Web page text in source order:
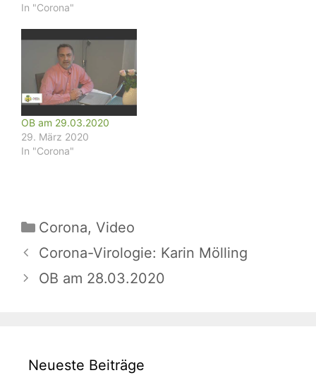
In "Corona"
OB am 29.03.2020
29. März 2020
In "Corona"
Kategorien
Corona, Video
Corona-Virologie: Karin Mölling
OB am 28.03.2020
Neueste Beiträge